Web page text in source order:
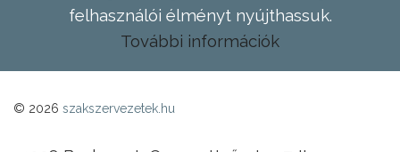
felhasználói élményt nyújthassuk.
További információk
© 2026 szakszervezetek.hu